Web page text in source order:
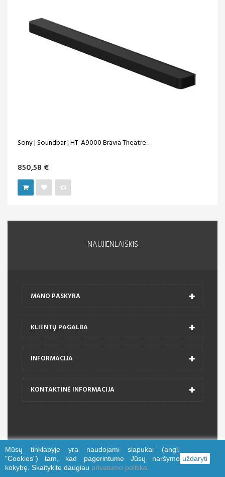
Sony | Soundbar | HT-A9000 Bravia Theatre...
850,58 €
NAUJIENLAIŠKIS
MANO PASKYRA
KLIENTŲ PAGALBA
INFORMACIJA
KONTAKTINĖ INFORMACIJA
Mūsų tinklapyje yra naudojami slapukai (angl.
"Cookies") tam, kad pagerintume Jūsų naršymo
kokybę. Skaitykite daugiau privatumo politika.
uždaryti
© 2026 trajektorija.lt